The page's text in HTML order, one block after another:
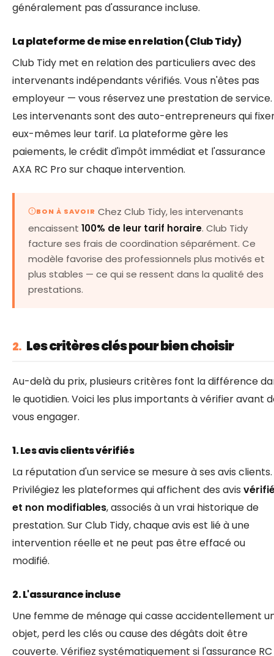
généralement pas d'assurance incluse.
La plateforme de mise en relation (Club Tidy)
Club Tidy met en relation des particuliers avec des
intervenants indépendants vérifiés. Vous n'êtes pas
employeur — vous réservez une prestation de service.
Les intervenants sont des auto-entrepreneurs qui
eux-mêmes leur tarif. La plateforme gère les
paiements, le crédit d'impôt immédiat et l'assurance
AXA RC Pro sur chaque intervention.
BON À SAVOIR Chez Club Tidy, les intervenants
encaissent 100% de leur tarif horaire. Club Tidy
facture ses frais de coordination séparément. Ce
modèle favorise des professionnels plus motivés et
plus stables — ce qui se ressent dans la qualité des
prestations.
2. Les critères clés pour bien choisir
Au-delà du prix, plusieurs critères font la différence
le quotidien. Voici les plus importants à vérifier avant
vous engager.
1. Les avis clients vérifiés
La réputation d'un service se mesure à ses avis clients.
Privilégiez les plateformes qui affichent des avis
et non modifiables, associés à un vrai historique de
prestation. Sur Club Tidy, chaque avis est lié à une
intervention réelle et ne peut pas être effacé ou
modifié.
2. L'assurance incluse
Une femme de ménage qui casse accidentellement
objet, perd les clés ou cause des dégâts doit être
couverte. Vérifiez systématiquement si l'assurance RC